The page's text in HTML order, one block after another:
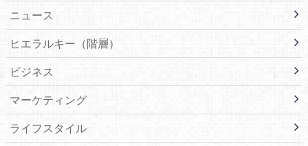
ニュース
ヒエラルキー（階層）
ビジネス
マーケティング
ライフスタイル